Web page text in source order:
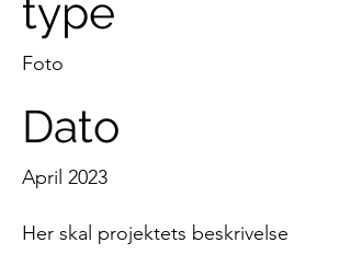
type
Foto
Dato
April 2023
Her skal projektets beskrivelse